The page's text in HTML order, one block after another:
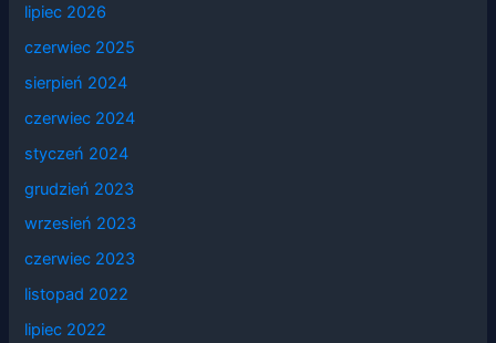
lipiec 2026
czerwiec 2025
sierpień 2024
czerwiec 2024
styczeń 2024
grudzień 2023
wrzesień 2023
czerwiec 2023
listopad 2022
lipiec 2022